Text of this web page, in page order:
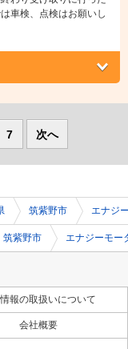
車検、点検はお願いし
7 次へ
筑紫野市 エナジ
筑紫野市 エナジーモ
報の取扱いについて
会社概要